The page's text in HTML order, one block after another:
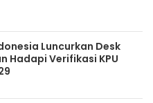
Luncurkan Desk
Hadapi Verifikasi KPU